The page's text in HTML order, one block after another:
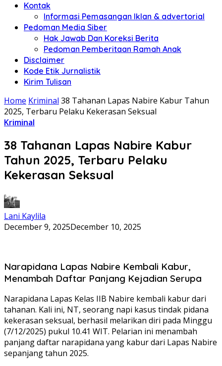
Kontak
Informasi Pemasangan Iklan & advertorial
Pedoman Media Siber
Hak Jawab Dan Koreksi Berita
Pedoman Pemberitaan Ramah Anak
Disclaimer
Kode Etik Jurnalistik
Kirim Tulisan
Home Kriminal 38 Tahanan Lapas Nabire Kabur Tahun
2025, Terbaru Pelaku Kekerasan Seksual
Kriminal
38 Tahanan Lapas Nabire Kabur
Tahun 2025, Terbaru Pelaku
Kekerasan Seksual
Lani Kaylila
December 9, 2025December 10, 2025
Narapidana Lapas Nabire Kembali Kabur,
Menambah Daftar Panjang Kejadian Serupa
Narapidana Lapas Kelas IIB Nabire kembali kabur dari
tahanan. Kali ini, NT, seorang napi kasus tindak pidana
kekerasan seksual, berhasil melarikan diri pada Minggu
(7/12/2025) pukul 10.41 WIT. Pelarian ini menambah
panjang daftar narapidana yang kabur dari Lapas Nabire
sepanjang tahun 2025.